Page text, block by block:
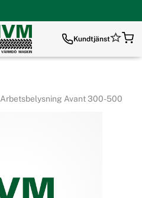
Kundtjänst
Arbetsbelysning Avant 300-500